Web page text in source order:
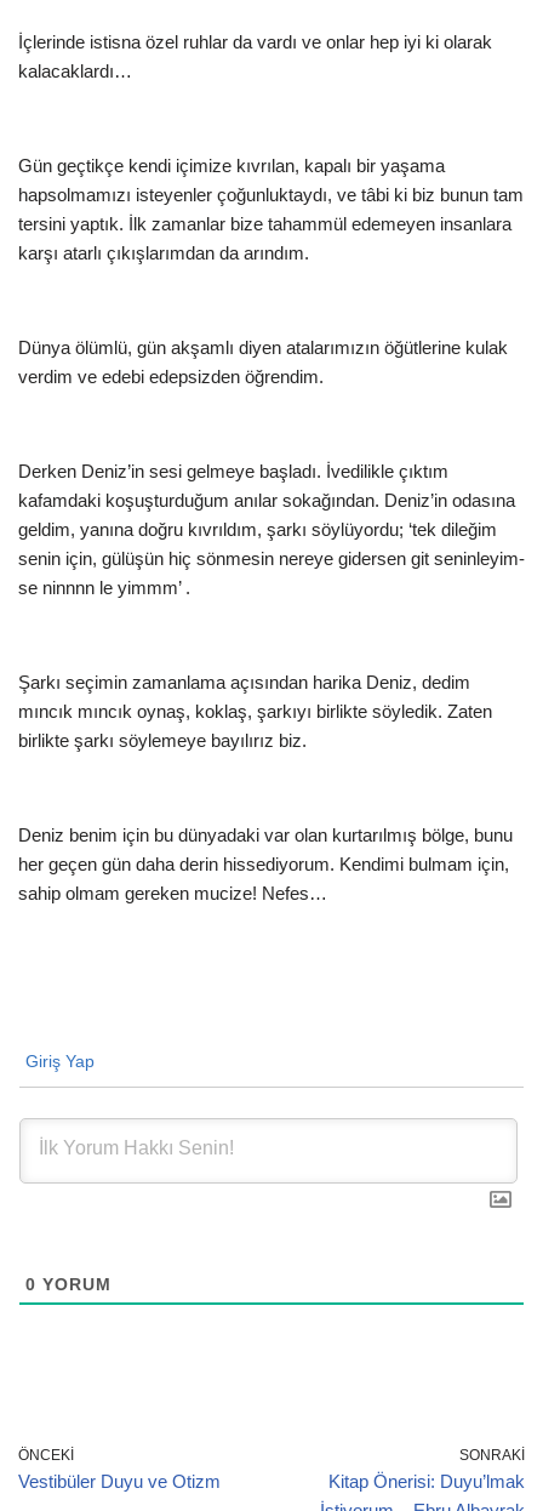
İçlerinde istisna özel ruhlar da vardı ve onlar hep iyi ki olarak
kalacaklardı…
Gün geçtikçe kendi içimize kıvrılan, kapalı bir yaşama
hapsolmamızı isteyenler çoğunluktaydı, ve tâbi ki biz bunun tam
tersini yaptık. İlk zamanlar bize tahammül edemeyen insanlara
karşı atarlı çıkışlarımdan da arındım.
Dünya ölümlü, gün akşamlı diyen atalarımızın öğütlerine kulak
verdim ve edebi edepsizden öğrendim.
Derken Deniz’in sesi gelmeye başladı. İvedilikle çıktım
kafamdaki koşuşturduğum anılar sokağından. Deniz’in odasına
geldim, yanına doğru kıvrıldım, şarkı söylüyordu; ‘tek dileğim
senin için, gülüşün hiç sönmesin nereye gidersen git seninleyim-
se ninnnn le yimmm’ .
Şarkı seçimin zamanlama açısından harika Deniz, dedim
mıncık mıncık oynaş, koklaş, şarkıyı birlikte söyledik. Zaten
birlikte şarkı söylemeye bayılırız biz.
Deniz benim için bu dünyadaki var olan kurtarılmış bölge, bunu
her geçen gün daha derin hissediyorum. Kendimi bulmam için,
sahip olmam gereken mucize! Nefes…
Giriş Yap
0 YORUM
ÖNCEKI
Vestibüler Duyu ve Otizm
SONRAKI
Kitap Önerisi: Duyu’lmak